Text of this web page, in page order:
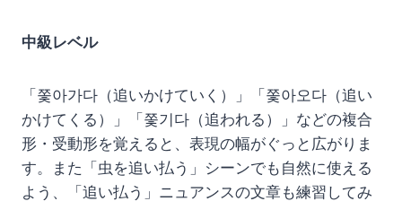
中級レベル
「쫓아가다（追いかけていく）」「쫓아오다（追い
かけてくる）」「쫓기다（追われる）」などの複合
形・受動形を覚えると、表現の幅がぐっと広がりま
す。また「虫を追い払う」シーンでも自然に使える
よう、「追い払う」ニュアンスの文章も練習してみ